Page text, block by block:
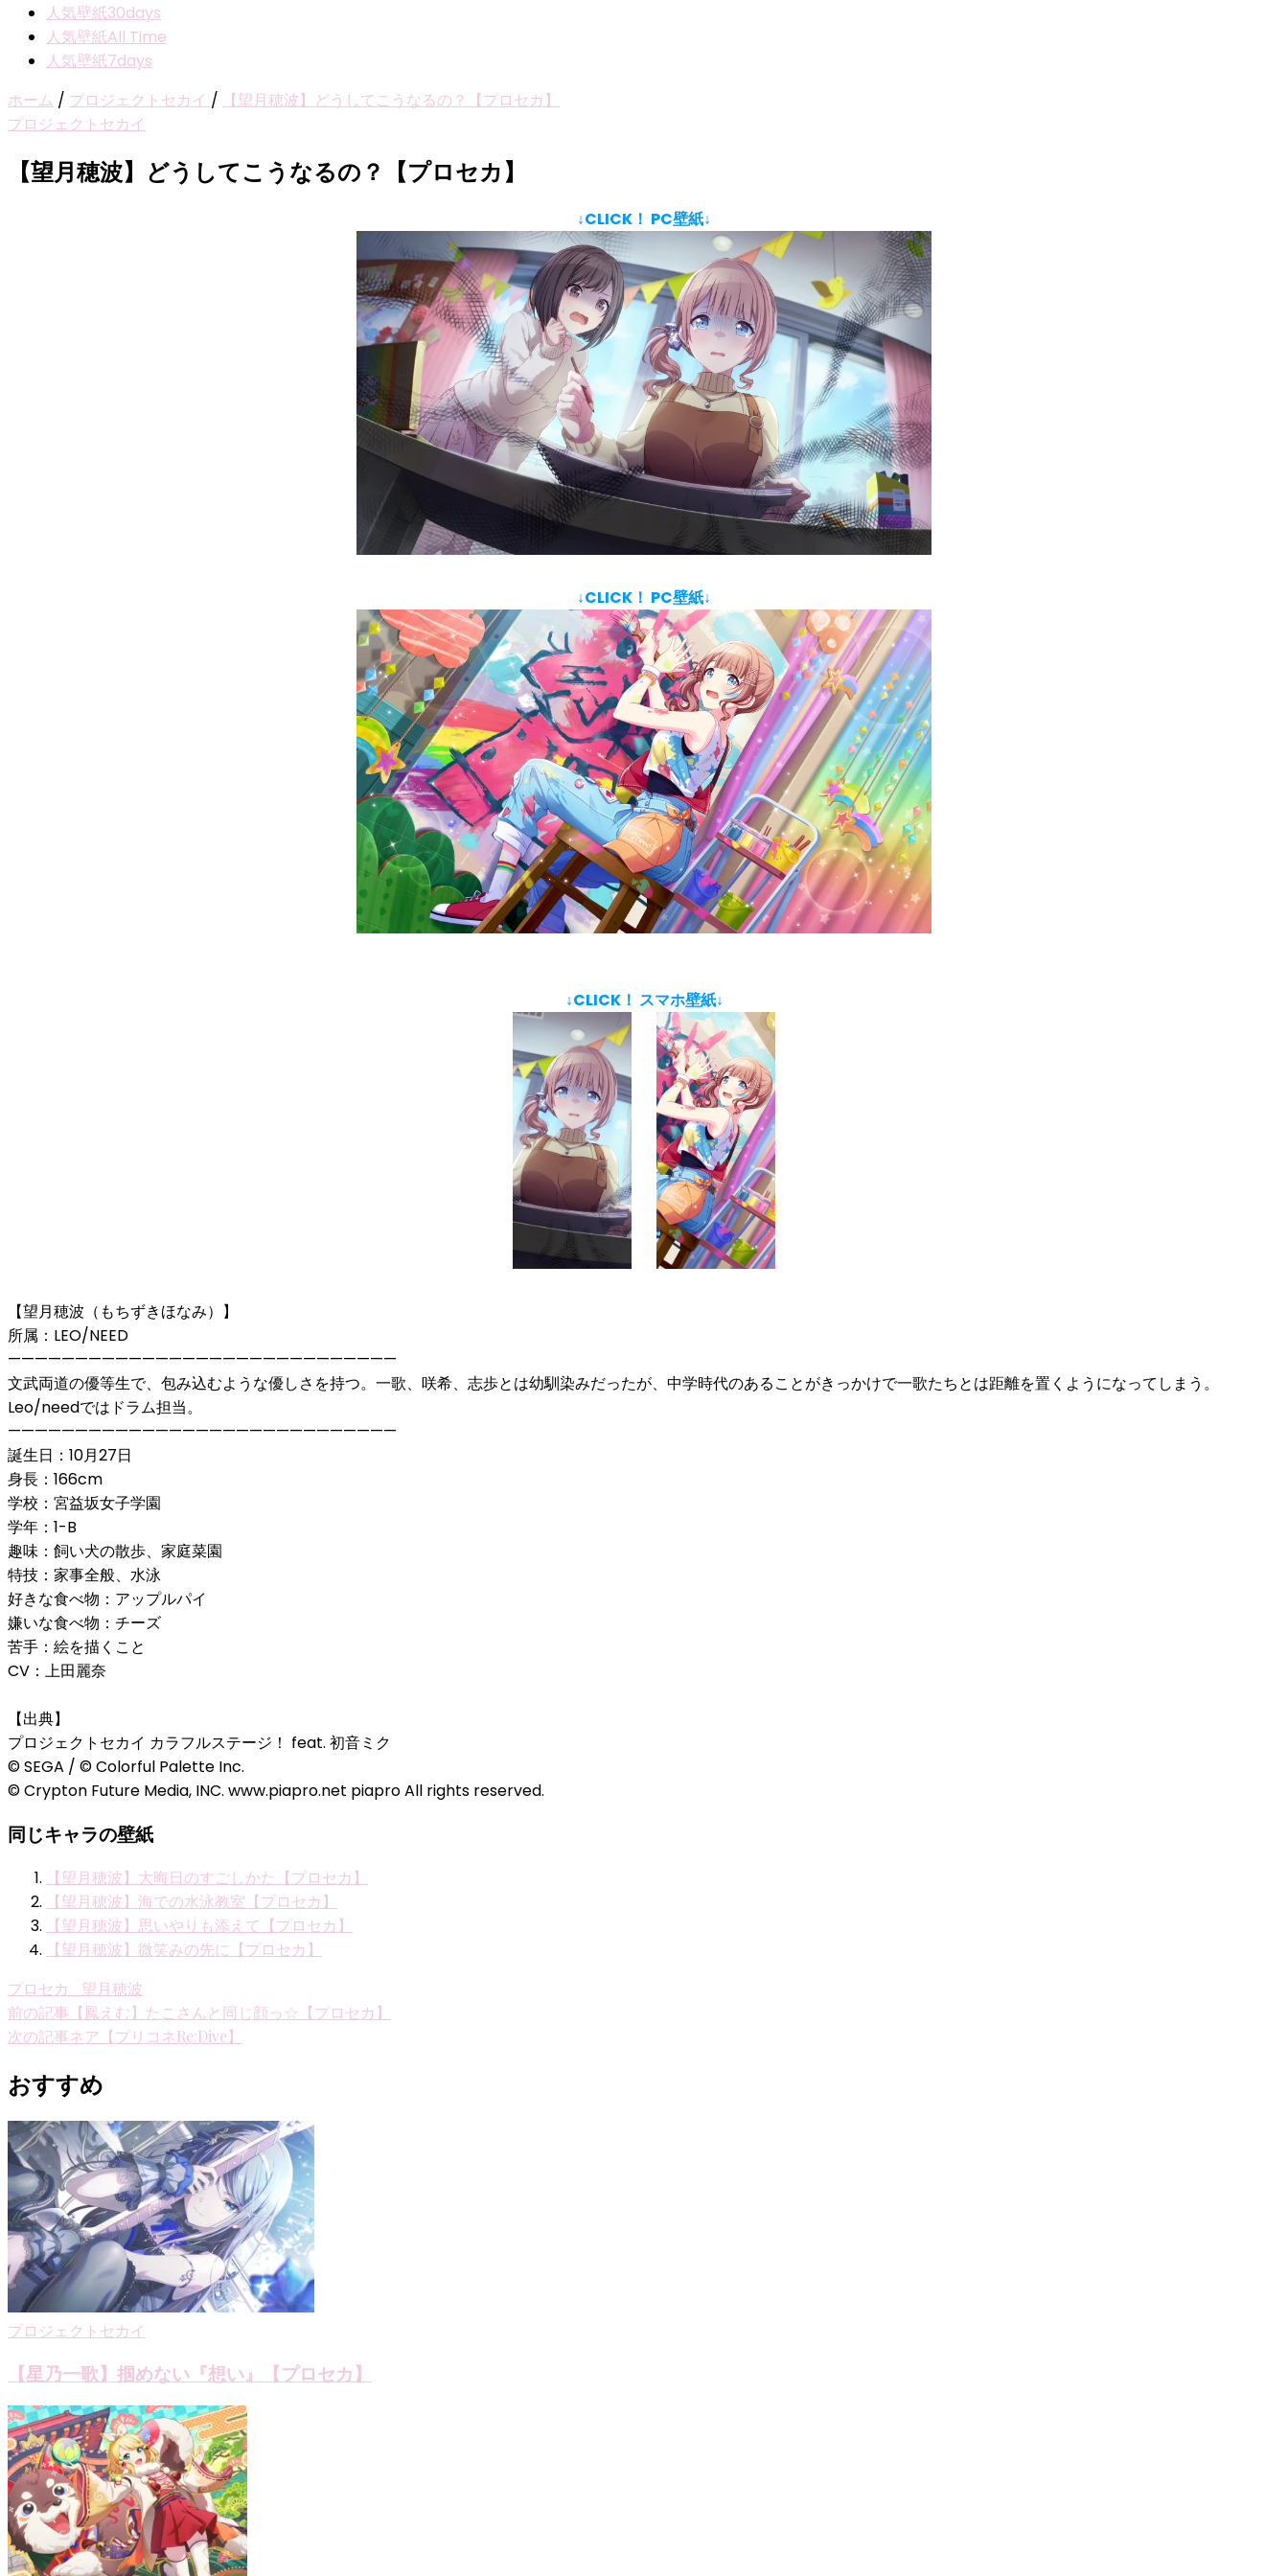
人気壁紙30days
人気壁紙All Time
人気壁紙7days
ホーム / プロジェクトセカイ /
【望月穂波】どうしてこうなるの？【プロセカ】
プロジェクトセカイ
【望月穂波】どうしてこうなるの？【プロセカ】
↓CLICK！ PC壁紙↓
↓CLICK！ PC壁紙↓
↓CLICK！ スマホ壁紙↓
【望月穂波（もちずきほなみ）】
所属：LEO/NEED
—————————————————————————————
文武両道の優等生で、包み込むような優しさを持つ。一歌、咲希、志歩とは幼馴染みだったが、中学時代のあることがきっかけで一歌たちとは距離を置くようになってしまう。
Leo/needではドラム担当。
—————————————————————————————
誕生日：10月27日
身長：166cm
学校：宮益坂女子学園
学年：1-B
趣味：飼い犬の散歩、家庭菜園
特技：家事全般、水泳
好きな食べ物：アップルパイ
嫌いな食べ物：チーズ
苦手：絵を描くこと
CV：上田麗奈
【出典】
プロジェクトセカイ カラフルステージ！ feat. 初音ミク
© SEGA / © Colorful Palette Inc.
© Crypton Future Media, INC. www.piapro.net piapro All rights reserved.
同じキャラの壁紙
【望月穂波】大晦日のすごしかた【プロセカ】
【望月穂波】海での水泳教室【プロセカ】
【望月穂波】思いやりも添えて【プロセカ】
【望月穂波】微笑みの先に【プロセカ】
プロセカ_望月穂波
投
稿
ナ
ビ
ゲ
ー
シ
ョ
ン
前の記事 【鳳えむ】たこさんと同じ顔っ☆【プロセカ】
次の記事ネア【プリコネRe:Dive】
おすすめ
プロジェクトセカイ
【星乃一歌】掴めない『想い』【プロセカ】